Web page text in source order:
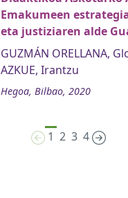
Emakumeen
eta justiziaren alde
GUZMÁN ORELLANA,
AZKUE, Irantzu
Hegoa, Bilbao, 2020
1 2 3 4